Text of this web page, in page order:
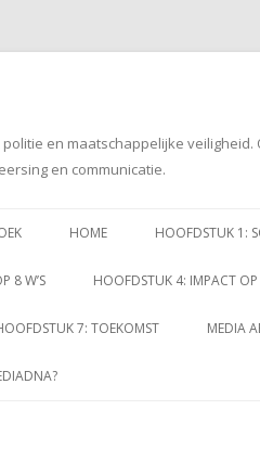
en maatschappelijke
en communicatie.
naar
HOME HOOFDSTUK 1:
8 W’S HOOFDSTUK 4: IMPACT
7: TOEKOMST MEDIA